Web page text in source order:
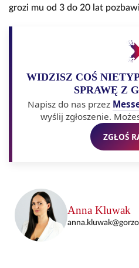
grozi mu od 3 do 20 lat
WIDZISZ COŚ
SPRAWĘ Z
Napisz do nas przez
wyślij zgłoszenie.
ZGŁOŚ
Anna Kluwak